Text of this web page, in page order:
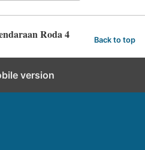
Roda 4 Back to top
version